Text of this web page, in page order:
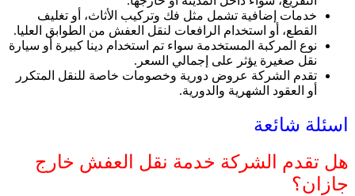
خدمات إضافية تشمل مثل فك وتركيب الأثاث، أو تغليف
القطع، أو استخدام الرافعات لنقل العفش من الطوابق العليا.
نوع المركبة المستخدمة سواء تم استخدام دينا كبيرة أو سيارة
نقل صغيرة يؤثر على إجمالي السعر.
تقدم الشركة عروض دورية وخصومات خاصة للنقل المتكرر
أو العقود الشهرية والدورية.
اسئلة شائعة
هل تقدم الشركة خدمة نقل العفش خارج
جازان؟